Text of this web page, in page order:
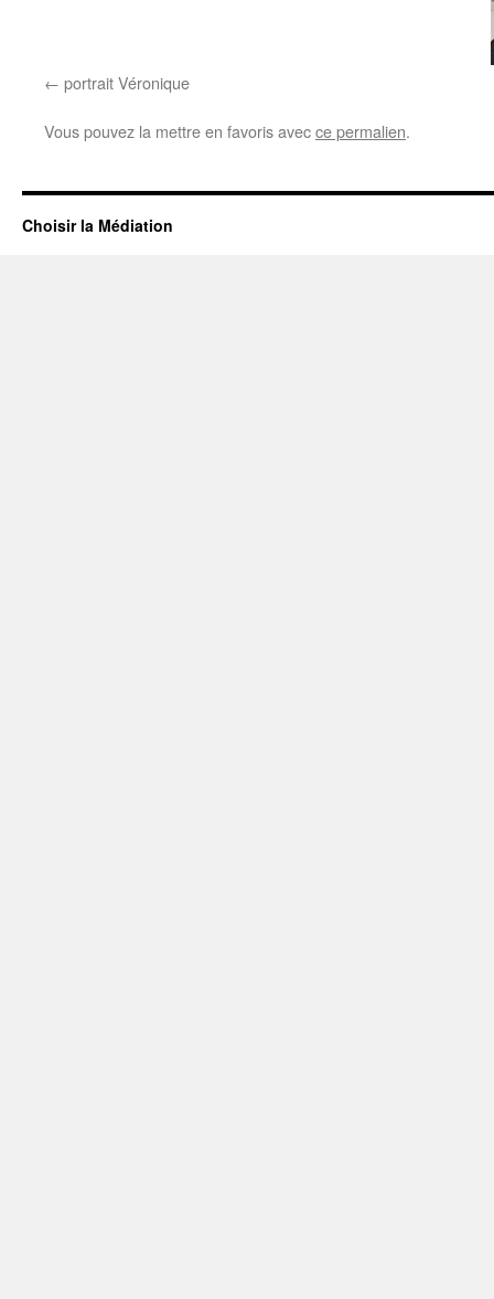
portrait Véronique
Vous pouvez la mettre en favoris avecce permalien.
Choisir la Médiation